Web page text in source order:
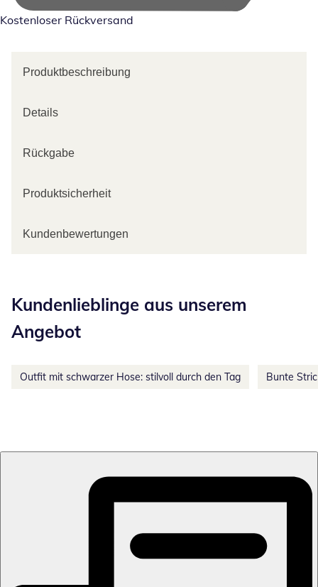
Kostenloser Rückversand
Produktbeschreibung
Details
Rückgabe
Produktsicherheit
Kundenbewertungen
Kundenlieblinge aus unserem
Angebot
Outfit mit schwarzer Hose: stilvoll durch den Tag Bunte